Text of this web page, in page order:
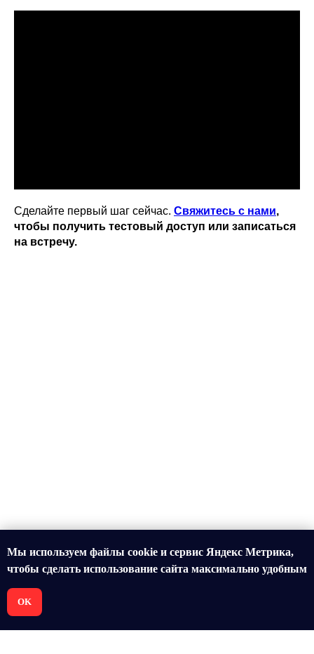
Мы используем файлы cookie и сервис Яндекс Метрика,
чтобы сделать использование сайта максимально удобным
OK
Сделайте первый шаг сейчас. Свяжитесь с нами,
чтобы получить тестовый доступ или записаться
на встречу.